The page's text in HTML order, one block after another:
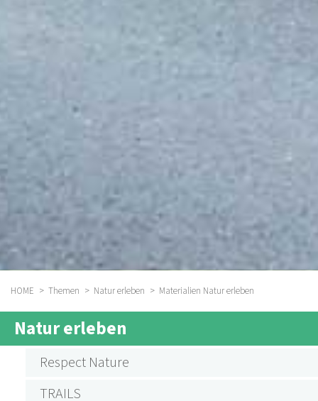
BREADCRUMB
HOME Themen Natur erleben Materialien Natur erleben
SUBMENU
AKTIVITÄTEN
NATUR
Natur erleben
Respect Nature
TRAILS